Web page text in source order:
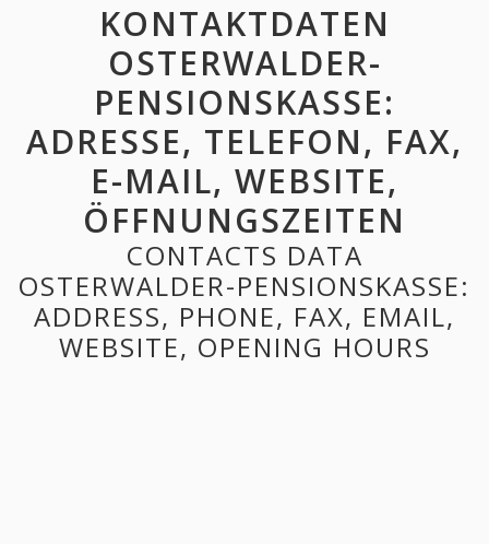
KONTAKTDATEN
OSTERWALDER-
PENSIONSKASSE:
ADRESSE, TELEFON, FAX,
E-MAIL, WEBSITE,
ÖFFNUNGSZEITEN
CONTACTS DATA
OSTERWALDER-PENSIONSKASSE:
ADDRESS, PHONE, FAX, EMAIL,
WEBSITE, OPENING HOURS